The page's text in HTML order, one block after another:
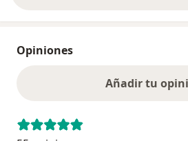
Opiniones
Añadir tu